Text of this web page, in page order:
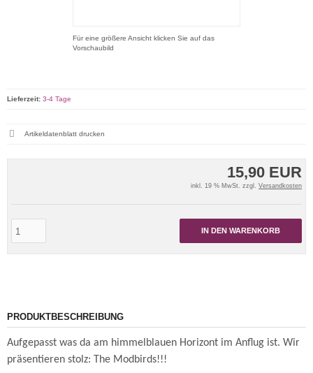
Für eine größere Ansicht klicken Sie auf das
Vorschaubild
15,90 EUR
inkl. 19 % MwSt. zzgl. Versandkosten
IN DEN WARENKORB
Lieferzeit: 3-4 Tage
Artikeldatenblatt drucken
PRODUKTBESCHREIBUNG
Aufgepasst was da am himmelblauen Horizont im Anflug ist. Wir
präsentieren stolz: The Modbirds!!!